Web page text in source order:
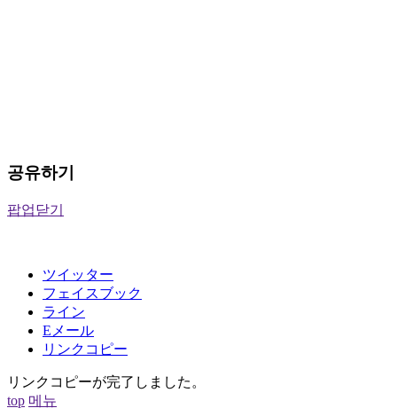
공유하기
팝업닫기
ツイッター
フェイスブック
ライン
Eメール
リンクコピー
リンクコピーが完了しました。
top 메뉴